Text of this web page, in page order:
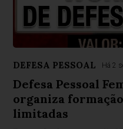
DEFESA PESSOAL Há 2
Defesa Pessoal
organiza
limitadas